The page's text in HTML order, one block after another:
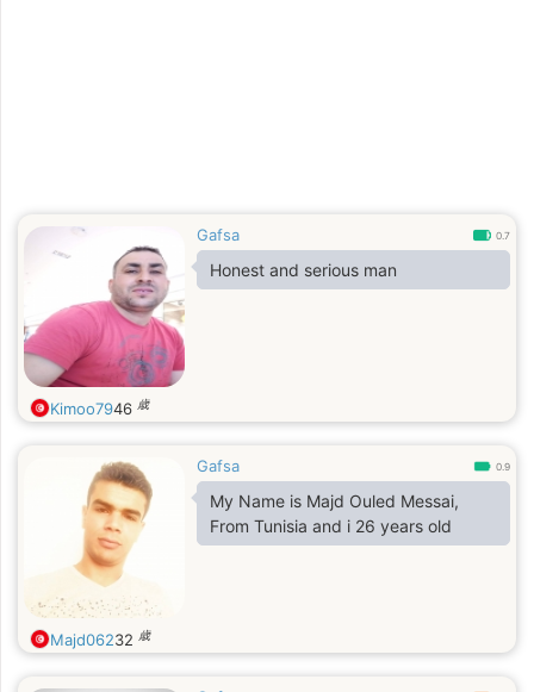
Gafsa 0.7
Honest and serious man
Kimoo7946 歳
Gafsa 0.9
My Name is Majd Ouled Messai,
From Tunisia and i 26 years old
Majd06232 歳